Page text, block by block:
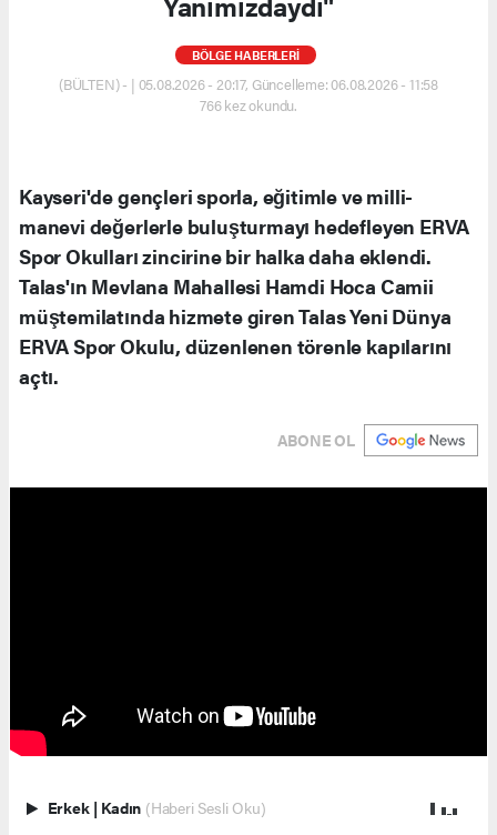
BÖLGE HABERLERİ
(BÜLTEN) - | 05.08.2026 - 20:17, Güncelleme: 06.08.2026 - 11:58
766 kez okundu.
Kayseri'de gençleri sporla, eğitimle ve milli-
manevi değerlerle buluşturmayı hedefleyen ERVA
Spor Okulları zincirine bir halka daha eklendi.
Talas'ın Mevlana Mahallesi Hamdi Hoca Camii
müştemilatında hizmete giren Talas Yeni Dünya
ERVA Spor Okulu, düzenlenen törenle kapılarını
açtı.
ABONE OL
Erkek | Kadın (Haberi Sesli Oku)